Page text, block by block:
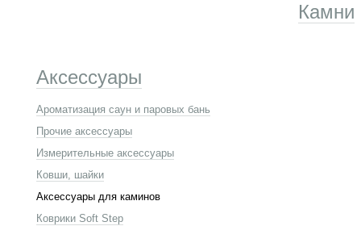
Камни
Аксессуары
Ароматизация саун и паровых бань
Прочие аксессуары
Измерительные аксессуары
Ковши, шайки
Аксессуары для каминов
Коврики Soft Step